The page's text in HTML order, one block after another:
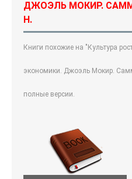
ДЖОЭЛЬ МОКИР.
Н.
Книги похожие на "Культура
экономики. Джоэль Мокир.
полные версии.